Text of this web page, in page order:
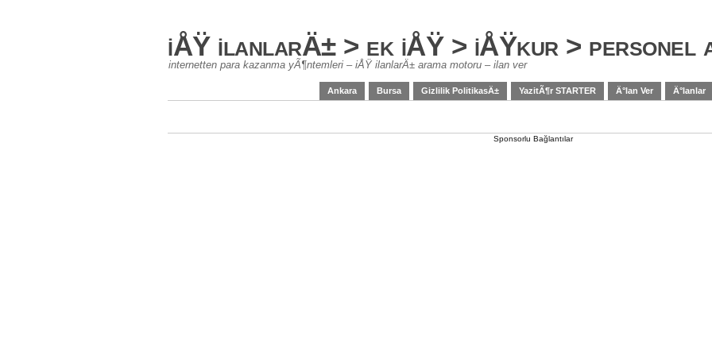
iÅŸ ilanlarÄ± > ek iÅŸ > iÅŸkur > personel
internetten para kazanma yÃ¶ntemleri – iÅŸ ilanlarÄ± arama motoru – ilan ver
Ankara Bursa Gizlilik PolitikasÄ± YazitÃ¶r STARTER Ä°lan Ver Ä°lanlar
Sponsorlu Bağlantılar